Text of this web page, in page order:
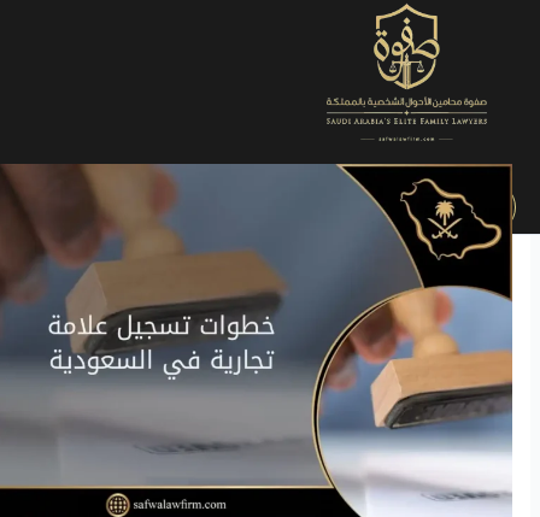
التصنيفات»
تسجيل العلامة التجارية في السعودية باحتراف 2025
تخيّل أن تطلق مشروعاً مبتكراً باسم مميز وشعار جذّاب، وتبني
حوله ثقة العملاء، ثم تكتشف لاحقًا أن جهة أخرى قامت بتسجيل
نفس الاسم كعلامة تجارية واستحوذت قانونيًا عليه.
هذه القصة تتكرر في الواقع التجاري السعودي، بسبب تأخير أو
تجاهلخطوات تسجيل علامة تجارية في السعودية
العلامة التجارية ليس فقط وسيلة قانونية لحماية فكرتك،
بل هو من أهم أصولك التجارية التي ترفع قيمة مشروعك وتمنع
المنافسين من استغلال اسمك أو شعارك.
احمِ علامتك التجارية من اليوم، واطلب